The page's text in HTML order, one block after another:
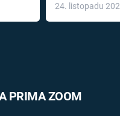
léky
24. listopadu
PRIMA ZOOM